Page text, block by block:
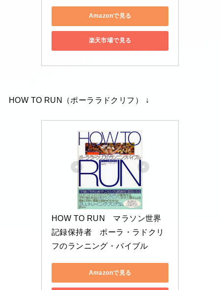
Amazonで見る
楽天市場で見る
HOW TO RUN（ポーララドクリフ） ↓
HOW TO RUN　マラソン世界
記録保持者　ポーラ・ラドクリ
フのランニング・バイブル
Amazonで見る